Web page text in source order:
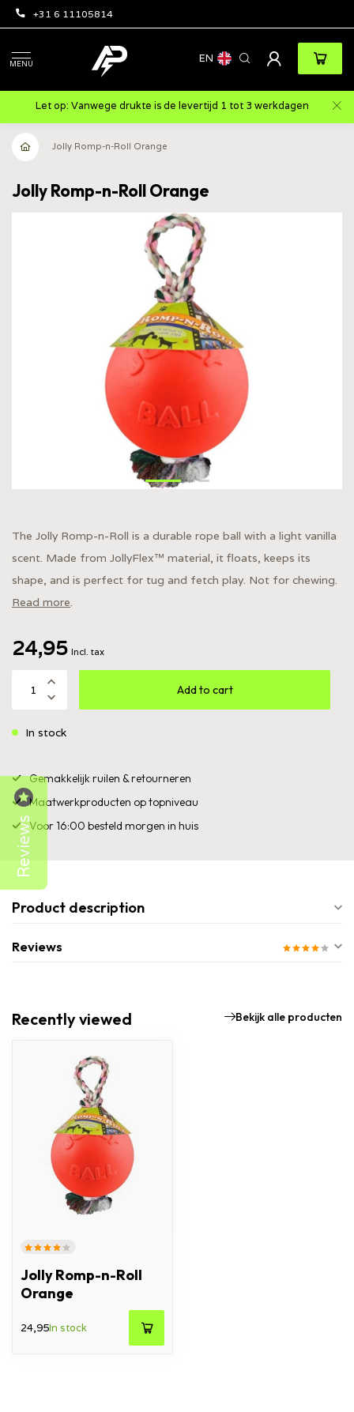
+31 6 11105814
MENU EN
Let op: Vanwege drukte is de levertijd 1 tot 3 werkdagen
Jolly Romp-n-Roll Orange
Jolly Romp-n-Roll Orange
The Jolly Romp-n-Roll is a durable rope ball with a light vanilla
scent. Made from JollyFlex™ material, it floats, keeps its
shape, and is perfect for tug and fetch play. Not for chewing.
Read more.
24,95 Incl. tax
Add to cart
In stock
Gemakkelijk ruilen & retourneren
Maatwerkproducten op topniveau
Voor 16:00 besteld morgen in huis
Product description
Reviews
Recently viewed Bekijk alle producten
Jolly Romp-n-Roll
Orange
24,95In stock
Reviews